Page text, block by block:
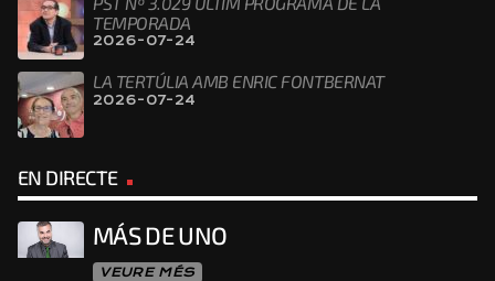
TEMPORADA
2026-07-24
LA TERTÚLIA AMB ENRIC FONTBERNAT
2026-07-24
EN DIRECTE
MÁS DE UNO
VEURE MÉS